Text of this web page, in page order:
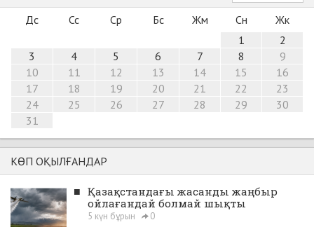
Дс Сс Ср Бс Жм Сн
Жк
1
2
3
4 5 6 7 8
9
10
11 12 13 14 15
16
17
18 19 20 21 22
23
24
25 26 27 28 29
30
31
КӨП ОҚЫЛҒАНДАР
■ Қазақстандағы жасанды жаңбыр
ойлағандай болмай шықты
5 күн бұрын 0